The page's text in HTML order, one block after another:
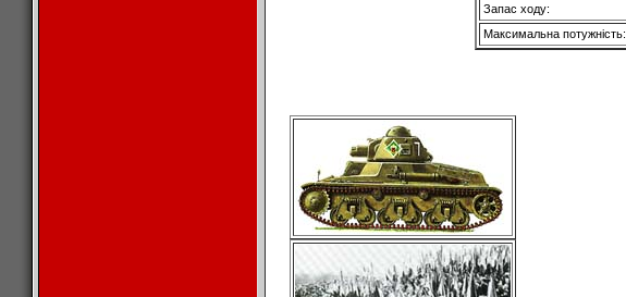
Запас ходу:
Максимальна потужність: